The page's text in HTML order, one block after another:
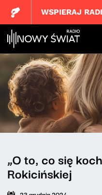
WSPIERAJ
„O to, co się
Rokicińskiej